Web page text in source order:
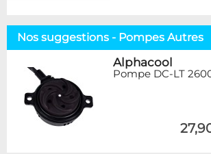
Nos suggestions - Pompes Autres
Alphacool
Pompe DC-LT